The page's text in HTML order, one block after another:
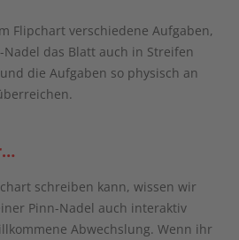
Flipchart verschiedene Aufgaben,
das Blatt auch in Streifen
die Aufgaben so physisch an
schreiben kann, wissen wir
Pinn-Nadel auch interaktiv
Abwechslung. Wenn ihr